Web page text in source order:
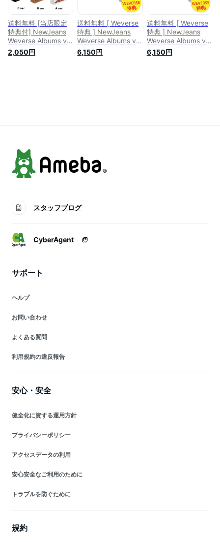
送料無料 [当店限定
特典付] NewJeans
Weverse Albums ver
[ How Sweet ] 3種選
択 Album / nwjns ニ
2,050円
送料無料 [ Weverse
特典 ] NewJeans
Weverse Albums ver
[ Get Up ] 3種セット
2nd EP / nwjns ニュ
6,150円
送料無料 [ Weverse
特典 ] NewJeans
Weverse Albums ver
[ Get Up ] 3種セット
2nd EP / nwjns ニュ
6,150円
スタッフブログ
CyberAgent
サポート
ヘルプ
お問い合わせ
よくある質問
利用規約の違反報告
安心・安全
健全化に資する運用方針
プライバシーポリシー
アクセスデータの利用
安心安全なご利用のために
トラブルを防ぐために
規約